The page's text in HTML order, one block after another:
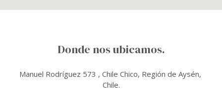
Donde nos ubicamos.
Manuel Rodríguez 573 , Chile Chico, Región de Aysén,
Chile.